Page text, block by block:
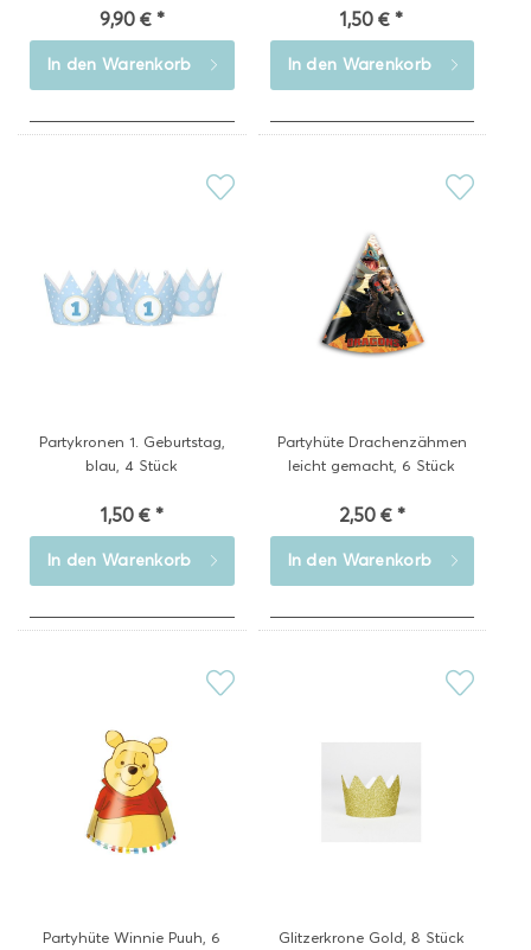
9,90 € *
In den Warenkorb
1,50 € *
In den Warenkorb
Partykronen 1. Geburtstag,
blau, 4 Stück
1,50 € *
In den Warenkorb
Partyhüte Drachenzähmen
leicht gemacht, 6 Stück
2,50 € *
In den Warenkorb
Partyhüte Winnie Puuh, 6
Glitzerkrone Gold, 8 Stück